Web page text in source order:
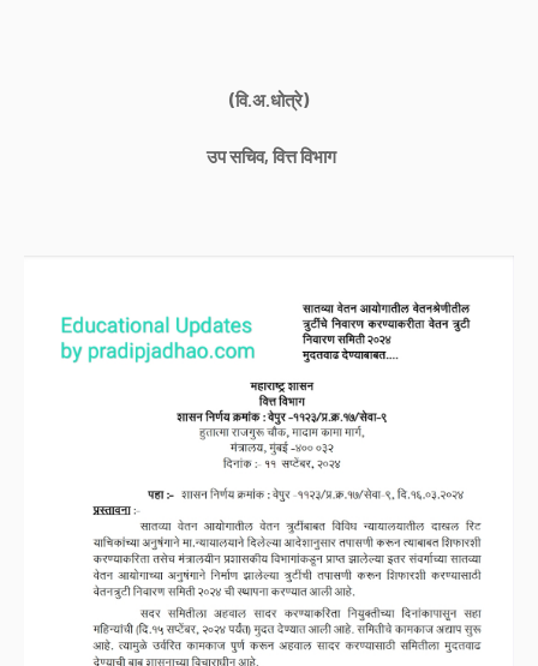
(वि.अ.धोत्रे)
उप सचिव, वित्त विभाग
Home About Us Contact Us
Privacy Policy
Terms And Conditions
Disclaimer
Copyright ©2026Pradip Jadhao